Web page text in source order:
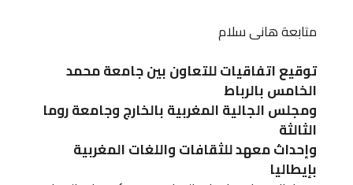
متابعة هانى سلام
توقيع اتفاقيات للتعاون بين جامعة محمد
الخامس بالرباط
ومجلس الجالية المغربية بالخارج وجامعة روما
الثالثة
وإحداث معهد للثقافات واللغات المغربية
بإيطاليا